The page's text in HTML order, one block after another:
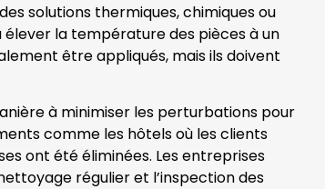
solutions thermiques, chimiques ou
élever la température des pièces à un
être appliqués, mais ils doivent
à minimiser les perturbations pour
comme les hôtels où les clients
ont été éliminées. Les entreprises
régulier et l’inspection des